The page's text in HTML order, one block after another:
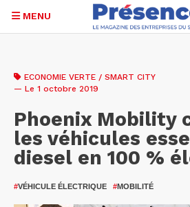
contenu
MENU
ECONOMIE VERTE / SMART CITY
— Le 1 octobre 2019
Phoenix Mobility
les véhicules
diesel en 100 %
#VÉHICULE ÉLECTRIQUE #MOBILITÉ